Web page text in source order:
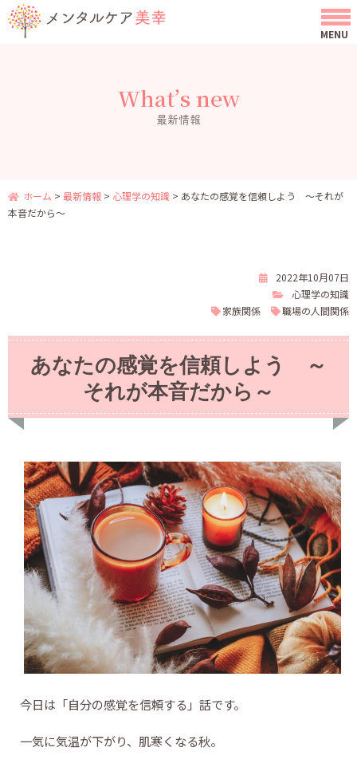
What’s new
最新情報
ホーム > 最新情報 > 心理学の知識 > あなたの感覚を信頼しよう ～それが
本音だから～
2022年10月07日
心理学の知識
家族関係
職場の人間関係
あなたの感覚を信頼しよう ～
それが本音だから～
今日は「自分の感覚を信頼する」話です。
一気に気温が下がり、肌寒くなる秋。